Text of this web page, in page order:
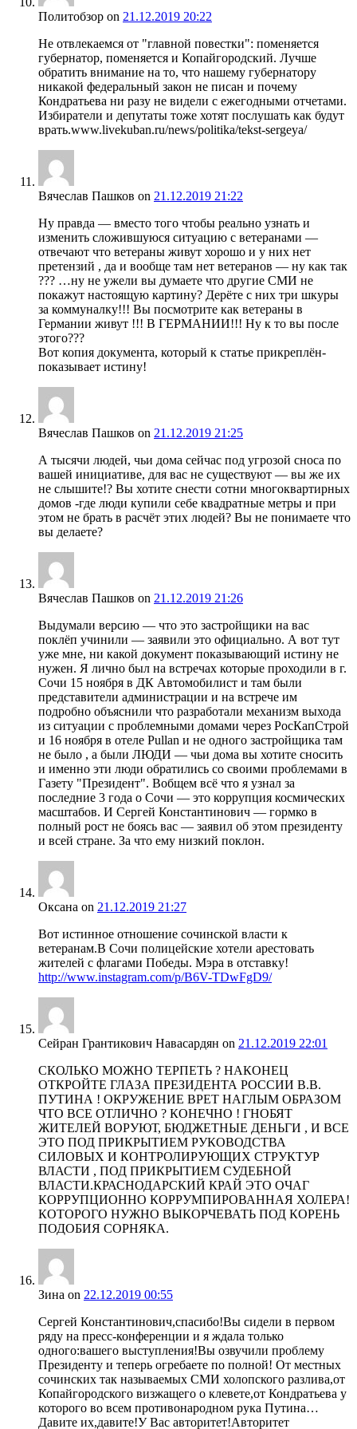
Политобзор on 21.12.2019 20:22
Не отвлекаемся от "главной повестки": поменяется
губернатор, поменяется и Копайгородский. Лучше
обратить внимание на то, что нашему губернатору
никакой федеральный закон не писан и почему
Кондратьева ни разу не видели с ежегодными отчетами.
Избиратели и депутаты тоже хотят послушать как будут
врать.www.livekuban.ru/news/politika/tekst-sergeya/
Вячеслав Пашков on 21.12.2019 21:22
Ну правда — вместо того чтобы реально узнать и
изменить сложившуюся ситуацию с ветеранами —
отвечают что ветераны живут хорошо и у них нет
претензий , да и вообще там нет ветеранов — ну как так
??? …ну не ужели вы думаете что другие СМИ не
покажут настоящую картину? Дерёте с них три шкуры
за коммуналку!!! Вы посмотрите как ветераны в
Германии живут !!! В ГЕРМАНИИ!!! Ну к то вы после
этого???
Вот копия документа, который к статье прикреплён-
показывает истину!
Вячеслав Пашков on 21.12.2019 21:25
А тысячи людей, чьи дома сейчас под угрозой сноса по
вашей инициативе, для вас не существуют — вы же их
не слышите!? Вы хотите снести сотни многоквартирных
домов -где люди купили себе квадратные метры и при
этом не брать в расчёт этих людей? Вы не понимаете что
вы делаете?
Вячеслав Пашков on 21.12.2019 21:26
Выдумали версию — что это застройщики на вас
поклёп учинили — заявили это официально. А вот тут
уже мне, ни какой документ показывающий истину не
нужен. Я лично был на встречах которые проходили в г.
Сочи 15 ноября в ДК Автомобилист и там были
представители администрации и на встрече им
подробно объяснили что разработали механизм выхода
из ситуации с проблемными домами через РосКапСтрой
и 16 ноября в отеле Pullan и не одного застройщика там
не было , а были ЛЮДИ — чьи дома вы хотите сносить
и именно эти люди обратились со своими проблемами в
Газету "Президент". Вобщем всё что я узнал за
последние 3 года о Сочи — это коррупция космических
масштабов. И Сергей Константинович — гормко в
полный рост не боясь вас — заявил об этом президенту
и всей стране. За что ему низкий поклон.
Оксана on 21.12.2019 21:27
Вот истинное отношение сочинской власти к
ветеранам.В Сочи полицейские хотели арестовать
жителей с флагами Победы. Мэра в отставку!
http://www.instagram.com/p/B6V-TDwFgD9/
Сейран Грантикович Навасардян on 21.12.2019 22:01
СКОЛЬКО МОЖНО ТЕРПЕТЬ ? НАКОНЕЦ
ОТКРОЙТЕ ГЛАЗА ПРЕЗИДЕНТА РОССИИ В.В.
ПУТИНА ! ОКРУЖЕНИЕ ВРЕТ НАГЛЫМ ОБРАЗОМ
ЧТО ВСЕ ОТЛИЧНО ? КОНЕЧНО ! ГНОБЯТ
ЖИТЕЛЕЙ ВОРУЮТ, БЮДЖЕТНЫЕ ДЕНЬГИ , И ВСЕ
ЭТО ПОД ПРИКРЫТИЕМ РУКОВОДСТВА
СИЛОВЫХ И КОНТРОЛИРУЮЩИХ СТРУКТУР
ВЛАСТИ , ПОД ПРИКРЫТИЕМ СУДЕБНОЙ
ВЛАСТИ.КРАСНОДАРСКИЙ КРАЙ ЭТО ОЧАГ
КОРРУПЦИОННО КОРРУМПИРОВАННАЯ ХОЛЕРА!
КОТОРОГО НУЖНО ВЫКОРЧЕВАТЬ ПОД КОРЕНЬ
ПОДОБИЯ СОРНЯКА.
Зина on 22.12.2019 00:55
Сергей Константинович,спасибо!Вы сидели в первом
ряду на пресс-конференции и я ждала только
одного:вашего выступления!Вы озвучили проблему
Президенту и теперь огребаете по полной! От местных
сочинских так называемых СМИ холопского разлива,от
Копайгородского визжащего о клевете,от Кондратьева у
которого во всем противонародном рука Путина…
Давите их,давите!У Вас авторитет!Авторитет